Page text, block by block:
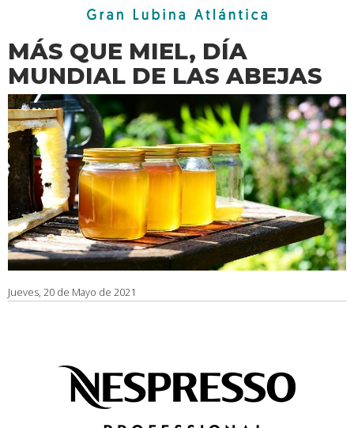
MÁS QUE MIEL, DÍA
MUNDIAL DE LAS ABEJAS
Jueves, 20 de Mayo de 2021